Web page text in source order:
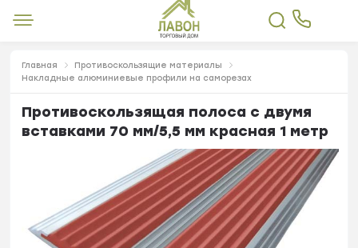
Главная
Противоскользящие материалы
Накладные алюминиевые профили на саморезах
Противоскользящая полоса с двумя
вставками 70 мм/5,5 мм красная 1 метр